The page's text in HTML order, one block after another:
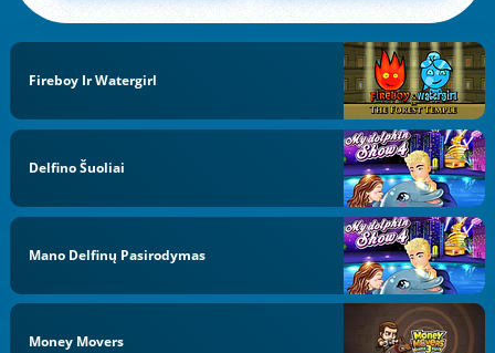
Fireboy Ir Watergirl
Delfino Šuoliai
Mano Delfinų Pasirodymas
Money Movers